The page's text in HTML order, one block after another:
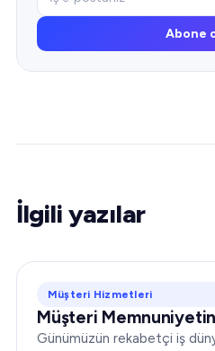
Abone
İlgili yazılar
Müşteri Hizmetleri
Müşteri
Günümüzün rekabetçi iş